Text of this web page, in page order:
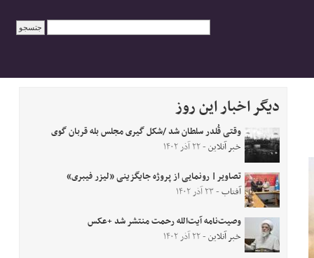
دیگر اخبار این روز
وقتی قُلدر سلطان شد /شکل گیری مجلس بله قربان گوی
خبر آنلاین- ۲۲ آذر ۱۴۰۲
تصاویر| رونمایی از پروژه جایگزینی «لیزر فیبری»
آفتاب- ۲۳ آذر ۱۴۰۲
وصیت‌نامه آیت‌الله رحمت منتشر شد +عکس
خبر آنلاین- ۲۲ آذر ۱۴۰۲